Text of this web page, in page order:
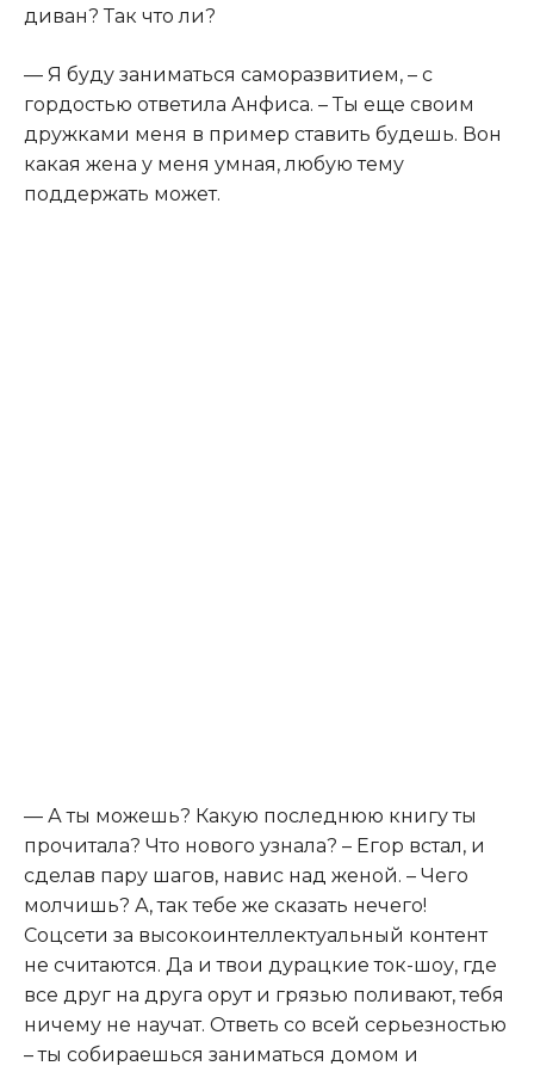
диван? Так что ли?
— Я буду заниматься саморазвитием, – с
гордостью ответила Анфиса. – Ты еще своим
дружками меня в пример ставить будешь. Вон
какая жена у меня умная, любую тему
поддержать может.
— А ты можешь? Какую последнюю книгу ты
прочитала? Что нового узнала? – Егор встал, и
сделав пару шагов, навис над женой. – Чего
молчишь? А, так тебе же сказать нечего!
Соцсети за высокоинтеллектуальный контент
не считаются. Да и твои дурацкие ток-шоу, где
все друг на друга орут и грязью поливают, тебя
ничему не научат. Ответь со всей серьезностью
– ты собираешься заниматься домом и